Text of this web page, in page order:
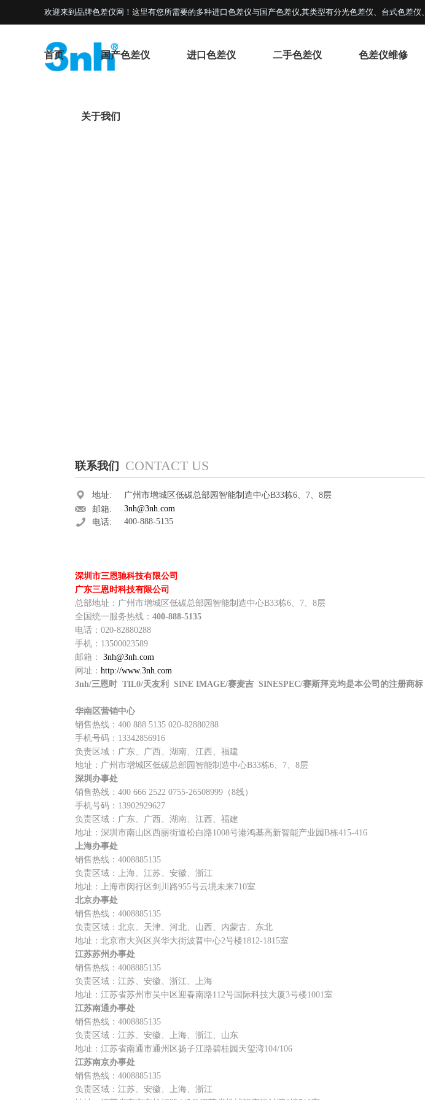
欢迎来到品牌色差仪网！这里有您所需要的多种进口色差仪与国产色差仪,其类型有分光色差仪、台式色差仪
首页 国产色差仪 进口色差仪 二手色差仪 色差仪维修
关于我们
联系我们 CONTACT US
地址:
广州市增城区低碳总部园智能制造中心B33栋6、7、8层
邮箱:
3nh@3nh.com
电话:
400-888-5135
深圳市三恩驰科技有限公司
广东三恩时科技有限公司
总部地址：广州市增城区低碳总部园智能制造中心B33栋6、7、8层
全国统一服务热线： 400-888-5135
电话：020-82880288
手机：13500023589
邮箱： 3nh@3nh.com
网址： http://www.3nh.com
3nh/三恩时 TIL0/天友利 SINE IMAGE/赛麦吉 SINESPEC/赛斯拜克均是本公司的注册商标
华南区营销中心
销售热线：400 888 5135 020-82880288
手机号码：13342856916
负责区域：广东、广西、湖南、江西、福建
地址：广州市增城区低碳总部园智能制造中心B33栋6、7、8层
深圳办事处
销售热线：400 666 2522 0755-26508999（8线）
手机号码：13902929627
负责区域：广东、广西、湖南、江西、福建
地址：深圳市南山区西丽街道松白路1008号港鸿基高新智能产业园B栋415-416
上海办事处
销售热线：4008885135
负责区域：上海、江苏、安徽、浙江
地址：上海市闵行区剑川路955号云境未来710室
北京办事处
销售热线：4008885135
负责区域：北京、天津、河北、山西、内蒙古、东北
地址：北京市大兴区兴华大街波普中心2号楼1812-1815室
江苏苏州办事处
销售热线：4008885135
负责区域：江苏、安徽、浙江、上海
地址：江苏省苏州市吴中区迎春南路112号国际科技大厦3号楼1001室
江苏南通办事处
销售热线：4008885135
负责区域：江苏、安徽、上海、浙江、山东
地址：江苏省南通市通州区扬子江路碧桂园天玺湾104/106
江苏南京办事处
销售热线：4008885135
负责区域：江苏、安徽、上海、浙江